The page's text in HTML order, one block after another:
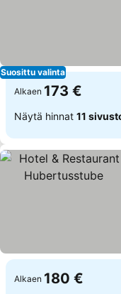
Suosittu valinta
Alkaen 173 €
Näytä hinnat 11
Alkaen 180 €